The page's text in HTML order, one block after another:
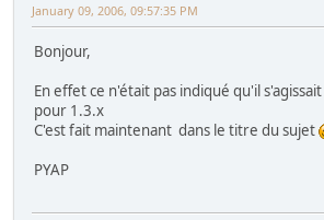
January 09, 2006, 09:57:35 PM
Bonjour,
En effet ce n'était pas indiqué qu'il
pour 1.3.x
C'est fait maintenant dans le titre du sujet
PYAP